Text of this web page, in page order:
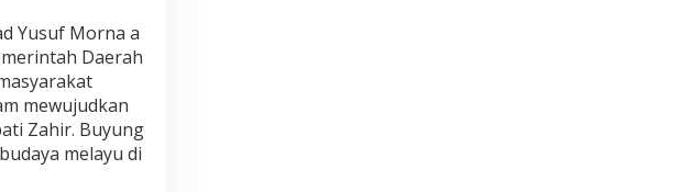
Yusuf Morna a
Daerah
mewujudkan
Zahir. Buyung
melayu di